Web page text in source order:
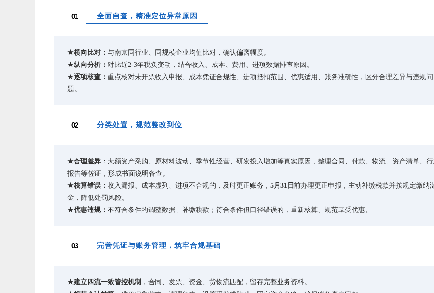
01 全面自查，精准定位异常原因
★横向比对： 与南京同行业、同规模企业均值比对，确认偏离幅度。
★纵向分析： 对比近2-3年税负变动，结合收入、成本、费用、进项数据排查原因。
★逐项核查： 重点核对未开票收入申报、成本凭证合规性、进项抵扣范围、优惠适用、账务准确性，区分合理差异与违规问
题。
02 分类处置，规范整改到位
★合理差异： 大额资产采购、原材料波动、季节性经营、研发投入增加等真实原因，整理合同、付款、物流、资产清单、
报告等佐证，形成书面说明备查。
★核算错误： 收入漏报、成本虚列、进项不合规的，及时更正账务， 5月31日 前办理更正申报，主动补缴税款并按规定缴纳
金，降低处罚风险。
★优惠违规： 不符合条件的调整数据、补缴税款；符合条件但口径错误的，重新核算、规范享受优惠。
03 完善凭证与账务管理，筑牢合规基础
★建立四流一致管控机制 ，合同、发票、资金、货物流匹配，留存完整业务资料。